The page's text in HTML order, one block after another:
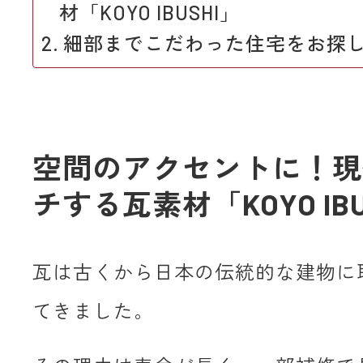
材「KOYO IBUSHI」
細部までこだわった住宅をお探
空間のアクセントに！
チする瓦素材「KOYO
瓦は古くから日本の伝統的な建物
てきました。